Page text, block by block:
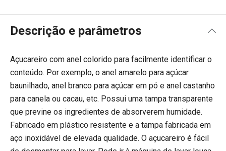
Descrição e parâmetros
Açucareiro com anel colorido para facilmente identificar o
conteúdo. Por exemplo, o anel amarelo para açúcar
baunilhado, anel branco para açúcar em pó e anel castanho
para canela ou cacau, etc. Possui uma tampa transparente
que previne os ingredientes de absorverem humidade.
Fabricado em plástico resistente e a tampa fabricada em
aço inoxidável de elevada qualidade. O açucareiro é fácil